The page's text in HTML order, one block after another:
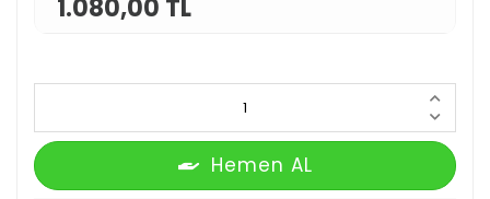
1.080,00 TL
Hemen AL